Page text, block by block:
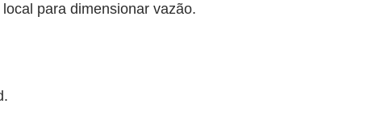
para dimensionar vazão.